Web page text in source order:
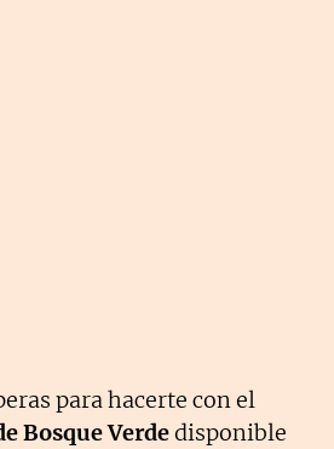
para hacerte con el
Bosque Verdedisponible